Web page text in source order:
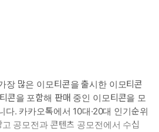
가지 핵심 모션의 제작 비법을 처음으
만 있으면 충분합니다. 타임라인 설정,
법까지, 움직이는 이모티콘 제작의 전
림 실력은 두 번째입니다. 움직임의 원
낙서도 승인율 99.9%의 이모티콘이 될
장 많은 이모티콘을 출시한 이모티콘
콘을 포함해 판매 중인 이모티콘을 모
. 카카오톡에서 10대·20대 인기순위
공모전과 콘텐츠 공모전에서 수십